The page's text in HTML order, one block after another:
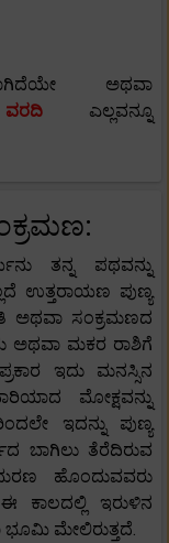
ಅಥವಾ
ಎಲ್ಲವನ್ನೂ
ತನ್ನ ಪಥವನ್ನು
ಉತ್ತರಾಯಣ ಪುಣ್ಯ
ಅಥವಾ ಸಂಕ್ರಮಣದ
ಅಥವಾ ಮಕರ ರಾಶಿಗೆ
ಇದು ಮನಸ್ಸಿನ
ಮೋಕ್ಷವನ್ನು
ಇದನ್ನು ಪುಣ್ಯ
ಬಾಗಿಲು ತೆರೆದಿರುವ
ಹೊಂದುವವರು
ಕಾಲದಲ್ಲಿ ಇರುಳಿನ
ಮೇಲಿರುತ್ತದೆ.